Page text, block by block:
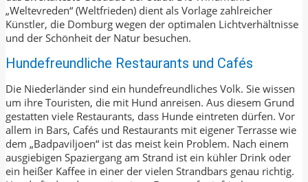
„Weltevreden“ (Weltfrieden) dient als Vorlage zahlreicher
Künstler, die Domburg wegen der optimalen Lichtverhältnisse
und der Schönheit der Natur besuchen.
Hundefreundliche Restaurants und Cafés
Die Niederländer sind ein hundefreundliches Volk. Sie wissen
um ihre Touristen, die mit Hund anreisen. Aus diesem Grund
gestatten viele Restaurants, dass Hunde eintreten dürfen. Vor
allem in Bars, Cafés und Restaurants mit eigener Terrasse wie
dem „Badpaviljoen“ ist das meist kein Problem. Nach einem
ausgiebigen Spaziergang am Strand ist ein kühler Drink oder
ein heißer Kaffee in einer der vielen Strandbars genau richtig.